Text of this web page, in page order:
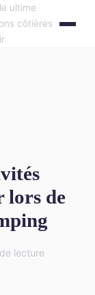
ultime
côtières
lors de
lecture